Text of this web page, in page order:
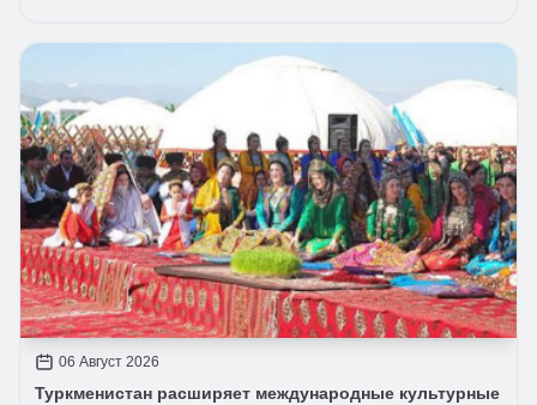
06 Август 2026
Туркменистан расширяет международные культурные